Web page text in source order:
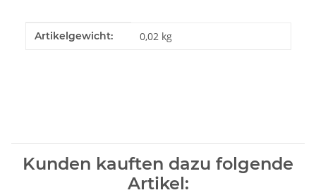
Produkteigenschaft
Wert
Artikelgewicht: 0,02 kg
Kunden kauften dazu folgende
Artikel: